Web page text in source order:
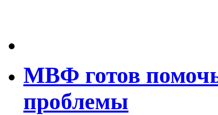
МВФ готов
проблемы